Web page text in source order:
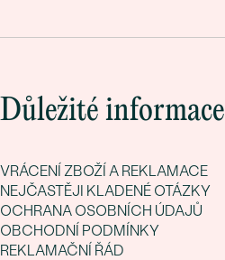
Důležité informace
VRÁCENÍ ZBOŽÍ A REKLAMACE
NEJČASTĚJI KLADENÉ OTÁZKY
OCHRANA OSOBNÍCH ÚDAJŮ
OBCHODNÍ PODMÍNKY
REKLAMAČNÍ ŘÁD